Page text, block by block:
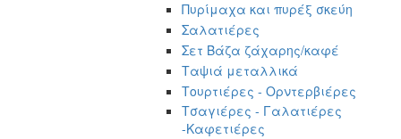
Πυρίμαχα και πυρέξ σκεύη
Σαλατιέρες
Σετ Βάζα ζάχαρης/καφέ
Ταψιά μεταλλικά
Τουρτιέρες - Ορντερβιέρες
Τσαγιέρες - Γαλατιέρες
-Καφετιέρες